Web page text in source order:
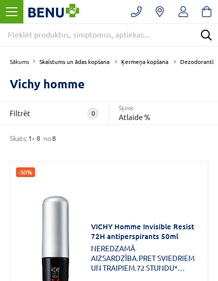
Sākums Skaistums un ādas kopšana Ķermeņa kopšana Dezodoranti
FiltrētNoņemt
filtrus
Kategorijas
E
-
APTIEKA
(8)
Skaistums
un
kopšana
(8)
CENA
līdz €
Vichy homme
Skats:1- 8 no8
Filtrēt 0
Šķirot:
Atlaide %
-50%
VICHY Homme Invisible Resist
72H antiperspirants 50ml
NEREDZAMĀ
AIZSARDZĪBA.PRET SVIEDRIEM
UN TRAIPIEM.72 STUNDU*